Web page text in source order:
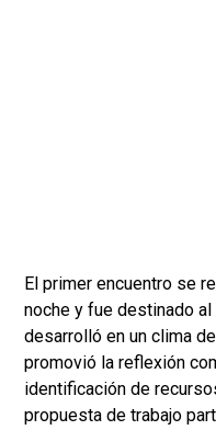
El primer encuentro se
noche y fue destinado
desarrolló en un clima
promovió la reflexión
identificación de
propuesta de trabajo